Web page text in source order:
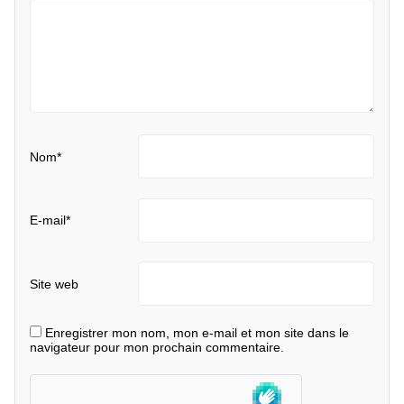
Nom*
E-mail*
Site web
Enregistrer mon nom, mon e-mail et mon site dans le
navigateur pour mon prochain commentaire.